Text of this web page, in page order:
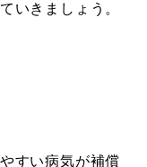
いきましょう。
すい病気が補償